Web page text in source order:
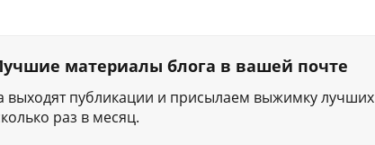
материалы блога в вашей почте
выходят публикации и присылаем выжимку лучших
раз в месяц.